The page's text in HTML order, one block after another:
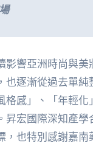
影響亞洲時尚與美
也逐漸從過去單純
格感」、「年輕化
昇宏國際深知產學
，也特別感謝嘉南